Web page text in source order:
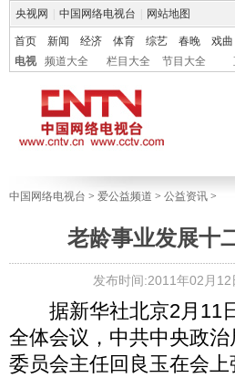
央视网 中国网络电视台 网站地图
首页 新闻 经济 体育 综艺 春晚 戏曲
电视
频道大全 栏目大全 节目大全
中国网络电视台 > 爱公益频道 > 公益资讯 >
老龄事业发展十
发布时间:2011年02月12
据新华社北京2月11日
全体会议，中共中央政
委员会主任回良玉在会